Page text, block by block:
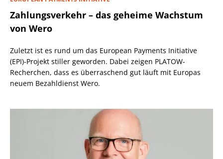
Zahlungsverkehr – das geheime Wachstum
von Wero
Zuletzt ist es rund um das European Payments Initiative
(EPI)-Projekt stiller geworden. Dabei zeigen PLATOW-
Recherchen, dass es überraschend gut läuft mit Europas
neuem Bezahldienst Wero.